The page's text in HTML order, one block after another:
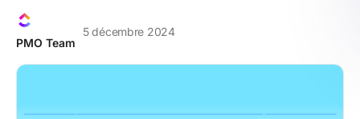
PMO Team
5 décembre 2024